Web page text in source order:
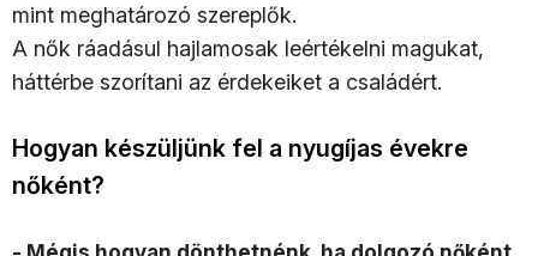
mint meghatározó szereplők.
A nők ráadásul hajlamosak leértékelni magukat,
háttérbe szorítani az érdekeiket a családért.
Hogyan készüljünk fel a nyugíjas évekre
nőként?